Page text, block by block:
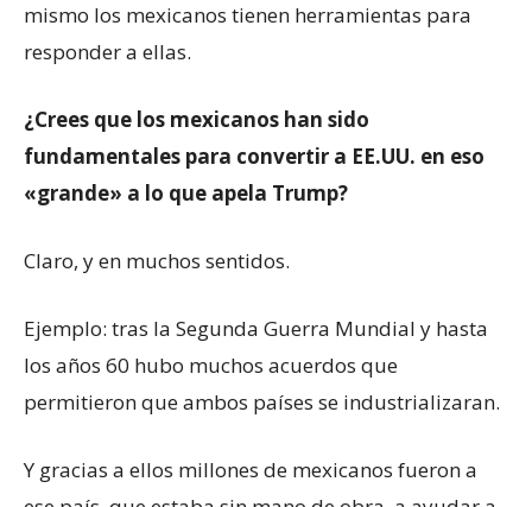
mismo los mexicanos tienen herramientas para
responder a ellas.
¿Crees que los mexicanos han sido
fundamentales para convertir a EE.UU. en eso
«grande» a lo que apela Trump?
Claro, y en muchos sentidos.
Ejemplo: tras la Segunda Guerra Mundial y hasta
los años 60 hubo muchos acuerdos que
permitieron que ambos países se industrializaran.
Y gracias a ellos millones de mexicanos fueron a